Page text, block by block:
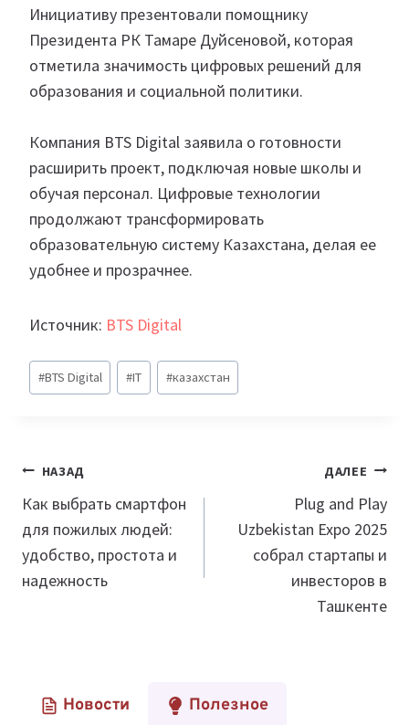
Инициативу презентовали помощнику
Президента РК Тамаре Дуйсеновой, которая
отметила значимость цифровых решений для
образования и социальной политики.
Компания BTS Digital заявила о готовности
расширить проект, подключая новые школы и
обучая персонал. Цифровые технологии
продолжают трансформировать
образовательную систему Казахстана, делая ее
удобнее и прозрачнее.
Источник: BTS Digital
Метки
записи:
#BTS Digital #IT #казахстан
Навигация
по
записям
НАЗАД
Как выбрать смартфон
для пожилых людей:
удобство, простота и
надежность
ДАЛЕЕ
Plug and Play
Uzbekistan Expo 2025
собрал стартапы и
инвесторов в
Ташкенте
Новости Полезное